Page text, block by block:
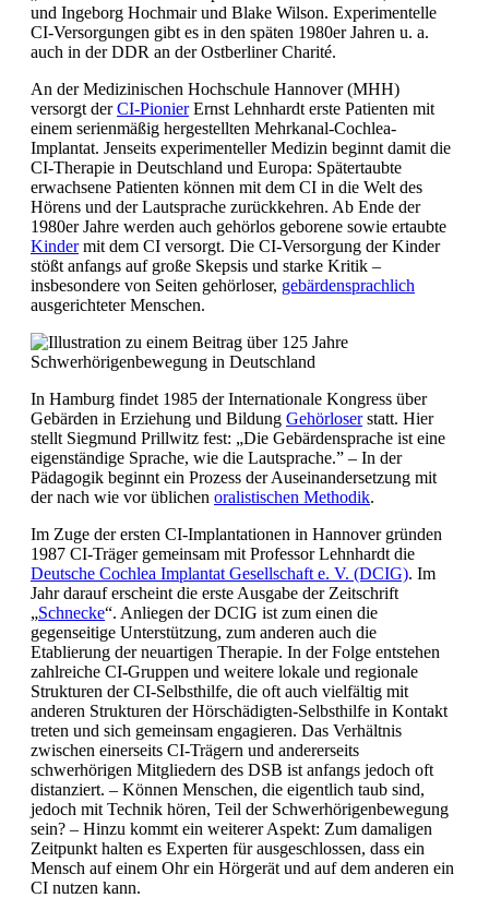
und Ingeborg Hochmair und Blake Wilson. Experimentelle
CI-Versorgungen gibt es in den späten 1980er Jahren u. a.
auch in der DDR an der Ostberliner Charité.
An der Medizinischen Hochschule Hannover (MHH)
versorgt derCI-PionierErnst Lehnhardt erste Patienten mit
einem serienmäßig hergestellten Mehrkanal-Cochlea-
Implantat. Jenseits experimenteller Medizin beginnt damit die
CI-Therapie in Deutschland und Europa: Spätertaubte
erwachsene Patienten können mit dem CI in die Welt des
Hörens und der Lautsprache zurückkehren. Ab Ende der
1980er Jahre werden auch gehörlos geborene sowie ertaubte
Kindermit dem CI versorgt. Die CI-Versorgung der Kinder
stößt anfangs auf große Skepsis und starke Kritik –
insbesondere von Seiten gehörloser, gebärdensprachlich
ausgerichteter Menschen.
In Hamburg findet 1985 der Internationale Kongress über
Gebärden in Erziehung und Bildung Gehörloserstatt. Hier
stellt Siegmund Prillwitz fest: „Die Gebärdensprache ist eine
eigenständige Sprache, wie die Lautsprache.” – In der
Pädagogik beginnt ein Prozess der Auseinandersetzung mit
der nach wie vor üblichen oralistischen Methodik.
Im Zuge der ersten CI-Implantationen in Hannover gründen
1987 CI-Träger gemeinsam mit Professor Lehnhardt die
Deutsche Cochlea Implantat Gesellschaft e. V. (DCIG). Im
Jahr darauf erscheint die erste Ausgabe der Zeitschrift
„Schnecke“. Anliegen der DCIG ist zum einen die
gegenseitige Unterstützung, zum anderen auch die
Etablierung der neuartigen Therapie. In der Folge entstehen
zahlreiche CI-Gruppen und weitere lokale und regionale
Strukturen der CI-Selbsthilfe, die oft auch vielfältig mit
anderen Strukturen der Hörschädigten-Selbsthilfe in Kontakt
treten und sich gemeinsam engagieren. Das Verhältnis
zwischen einerseits CI-Trägern und andererseits
schwerhörigen Mitgliedern des DSB ist anfangs jedoch oft
distanziert. – Können Menschen, die eigentlich taub sind,
jedoch mit Technik hören, Teil der Schwerhörigenbewegung
sein? – Hinzu kommt ein weiterer Aspekt: Zum damaligen
Zeitpunkt halten es Experten für ausgeschlossen, dass ein
Mensch auf einem Ohr ein Hörgerät und auf dem anderen ein
CI nutzen kann.